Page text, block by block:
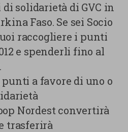
CARRELLO
solidarietà di GVC in
Faso. Se sei Socio
raccogliere i punti
e spenderli fino al
a favore di uno o
Nordest convertirà
trasferirà